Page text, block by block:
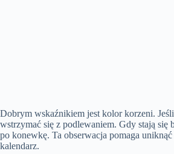
Dobrym wskaźnikiem jest kolor korzeni.
wstrzymać się z podlewaniem. Gdy stają się
po konewkę. Ta obserwacja pomaga
kalendarz.